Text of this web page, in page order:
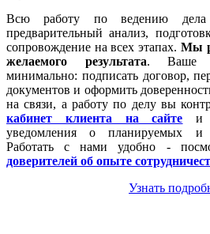
Всю работу по ведению
предварительный анализ,
сопровождение на всех этапах. Мы
желаемого результата. Ваше
минимально: подписать договор,
документов и оформить
на связи, а работу по делу вы
кабинет клиента на сайте и
уведомления о планируемых и
Работать с нами удобно -
доверителей об опыте
Узнать